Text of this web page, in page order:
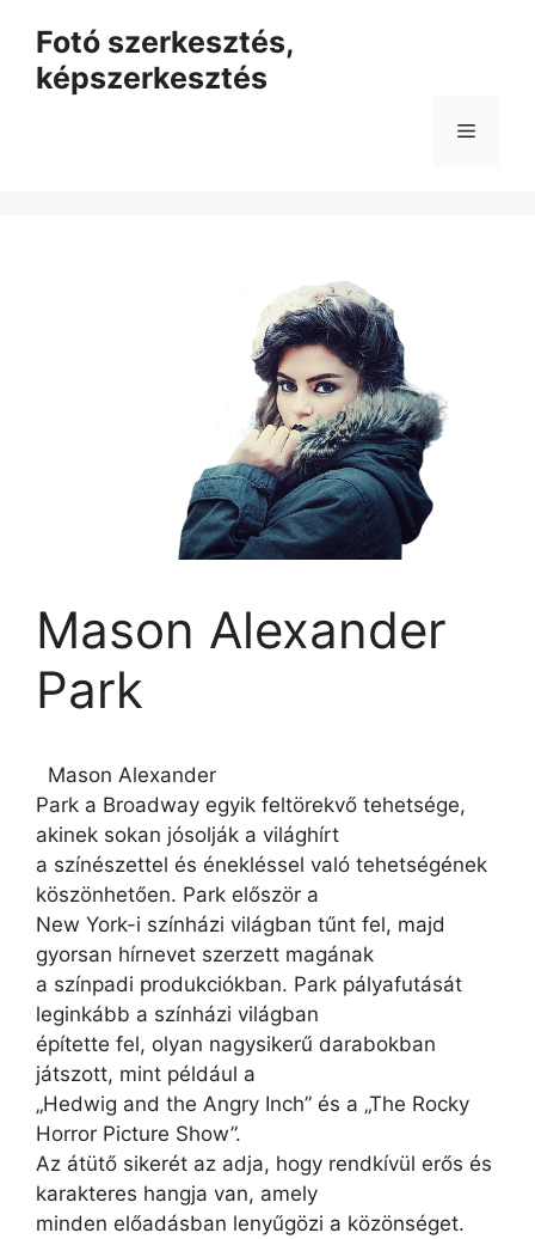
tartalomba
Fotó szerkesztés,
képszerkesztés
Menü
Mason Alexander
Park
Mason Alexander
Park a Broadway egyik feltörekvő tehetsége,
akinek sokan jósolják a világhírt
a színészettel és énekléssel való tehetségének
köszönhetően. Park először a
New York-i színházi világban tűnt fel, majd
gyorsan hírnevet szerzett magának
a színpadi produkciókban. Park pályafutását
leginkább a színházi világban
építette fel, olyan nagysikerű darabokban
játszott, mint például a
„Hedwig and the Angry Inch” és a „The Rocky
Horror Picture Show”.
Az átütő sikerét az adja, hogy rendkívül erős és
karakteres hangja van, amely
minden előadásban lenyűgözi a közönséget.